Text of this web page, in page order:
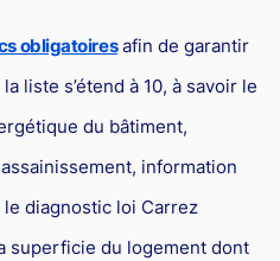
obligatoiresafin de garantir
liste s’étend à 10, à savoir le
du bâtiment,
information
diagnostic loi Carrez
superficie du logement dont